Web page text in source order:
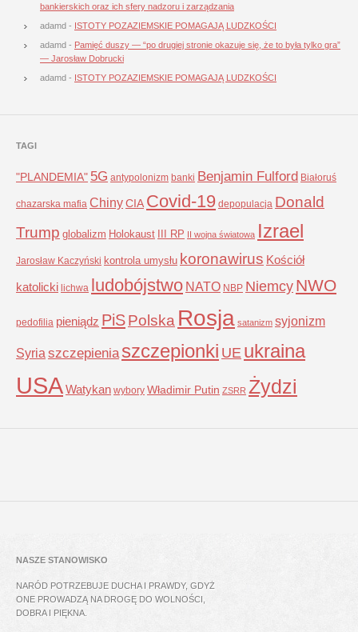
bankierskich oraz ich sfery nadzoru i zarządzania
adamd - ISTOTY POZAZIEMSKIE POMAGAJĄ LUDZKOŚCI
adamd - Pamięć duszy — “po drugiej stronie okazuje się, że to była tylko gra”
— Jarosław Dobrucki
adamd - ISTOTY POZAZIEMSKIE POMAGAJĄ LUDZKOŚCI
TAGI
"PLANDEMIA" 5G antypolonizm banki Benjamin Fulford Białoruś
chazarska mafia ChinyCIA Covid-19 depopulacja Donald
Trump globalizm Holokaust III RP II wojna światowa Izrael
Jarosław Kaczyński kontrola umysłu koronawirus Kościół
katolicki lichwa ludobójstwo NATO NBP NiemcyNWO
pedofilia pieniądz PiSPolska Rosja satanizm syjonizm
Syria szczepienia szczepionki UE ukraina
USAWatykan wybory Władimir Putin ZSRR Żydzi
NASZE STANOWISKO
NARÓD POTRZEBUJE DUCHA I PRAWDY, GDYŻ
ONE PROWADZĄ NA DROGĘ DO WOLNOŚCI,
DOBRA I PIĘKNA.